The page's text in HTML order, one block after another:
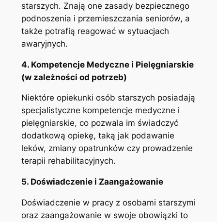
starszych. Znają one zasady bezpiecznego
podnoszenia i przemieszczania seniorów, a
także potrafią reagować w sytuacjach
awaryjnych.
4. Kompetencje Medyczne i Pielęgniarskie
(w zależności od potrzeb)
Niektóre opiekunki osób starszych posiadają
specjalistyczne kompetencje medyczne i
pielęgniarskie, co pozwala im świadczyć
dodatkową opiekę, taką jak podawanie
leków, zmiany opatrunków czy prowadzenie
terapii rehabilitacyjnych.
5. Doświadczenie i Zaangażowanie
Doświadczenie w pracy z osobami starszymi
oraz zaangażowanie w swoje obowiązki to